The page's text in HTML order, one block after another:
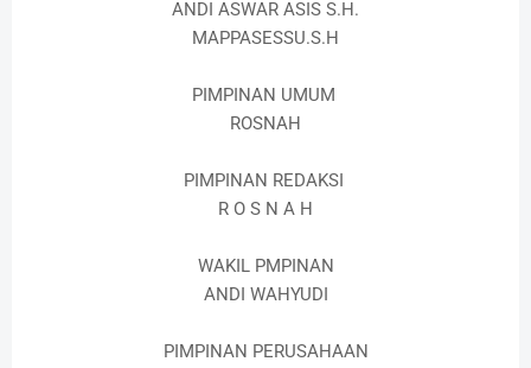
ANDI ASWAR ASIS S.H.
MAPPASESSU.S.H
PIMPINAN UMUM
ROSNAH
PIMPINAN REDAKSI
R O S N A H
WAKIL PMPINAN
ANDI WAHYUDI
PIMPINAN PERUSAHAAN